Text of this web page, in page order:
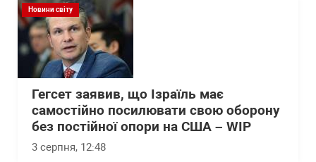
Новини світу
Гегсет заявив, що Ізраїль має
самостійно посилювати свою оборону
без постійної опори на США – WІP
3 серпня, 12:48